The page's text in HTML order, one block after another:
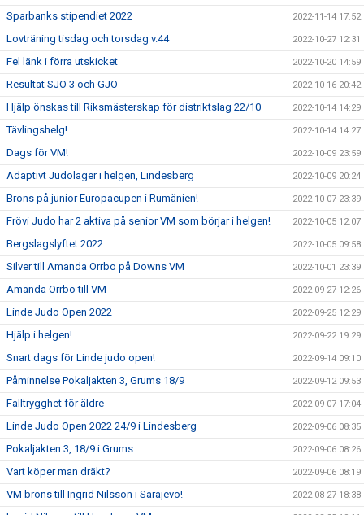
Sparbanks stipendiet 2022 2022-11-14 17:52
Lovträning tisdag och torsdag v.44 2022-10-27 12:31
Fel länk i förra utskicket 2022-10-20 14:59
Resultat SJO 3 och GJO 2022-10-16 20:42
Hjälp önskas till Riksmästerskap för distriktslag 22/10 2022-10-14 14:29
Tävlingshelg! 2022-10-14 14:27
Dags för VM! 2022-10-09 23:59
Adaptivt Judoläger i helgen, Lindesberg 2022-10-09 20:24
Brons på junior Europacupen i Rumänien! 2022-10-07 23:39
Frövi Judo har 2 aktiva på senior VM som börjar i helgen! 2022-10-05 12:07
Bergslagslyftet 2022 2022-10-05 09:58
Silver till Amanda Orrbo på Downs VM 2022-10-01 23:39
Amanda Orrbo till VM 2022-09-27 12:26
Linde Judo Open 2022 2022-09-25 12:29
Hjälp i helgen! 2022-09-22 19:29
Snart dags för Linde judo open! 2022-09-14 09:10
Påminnelse Pokaljakten 3, Grums 18/9 2022-09-12 09:53
Falltrygghet för äldre 2022-09-07 17:04
Linde Judo Open 2022 24/9 i Lindesberg 2022-09-06 08:35
Pokaljakten 3, 18/9 i Grums 2022-09-06 08:26
Vart köper man dräkt? 2022-09-06 08:19
VM brons till Ingrid Nilsson i Sarajevo! 2022-08-27 18:38